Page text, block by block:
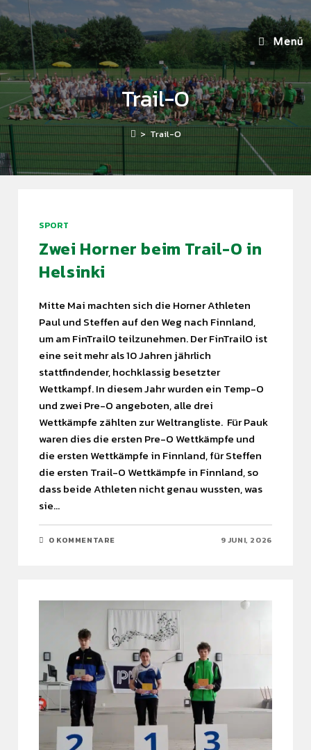
Menü
Trail-O
> Trail-O
SPORT
Zwei Horner beim Trail-O in
Helsinki
Mitte Mai machten sich die Horner Athleten
Paul und Steffen auf den Weg nach Finnland,
um am FinTrailO teilzunehmen. Der FinTrailO ist
eine seit mehr als 10 Jahren jährlich
stattfindender, hochklassig besetzter
Wettkampf. In diesem Jahr wurden ein Temp-O
und zwei Pre-O angeboten, alle drei
Wettkämpfe zählten zur Weltrangliste. Für Pauk
waren dies die ersten Pre-O Wettkämpfe und
die ersten Wettkämpfe in Finnland, für Steffen
die ersten Trail-O Wettkämpfe in Finnland, so
dass beide Athleten nicht genau wussten, was
sie…
0 KOMMENTARE 9 JUNI, 2026